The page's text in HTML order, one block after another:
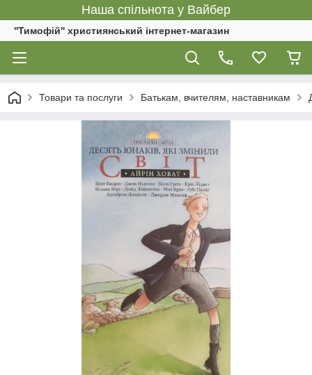
Наша спільнота у Вайбер
''Тимофій'' християнський інтернет-магазин
Товари та послуги Батькам, вчителям, наставникам